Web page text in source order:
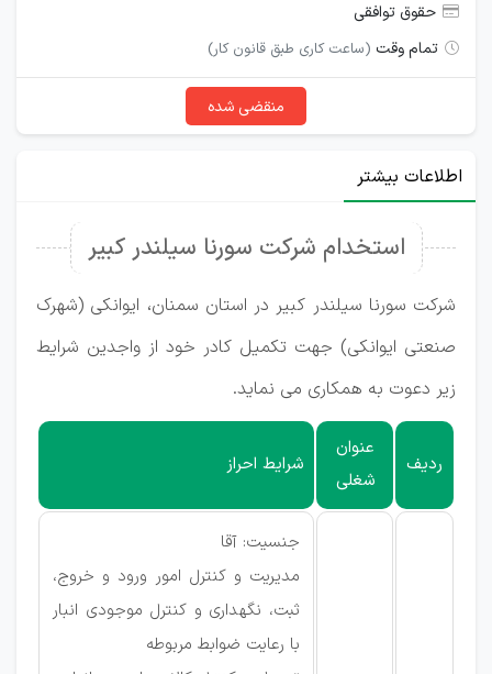
حقوق توافقی
تمام وقت (ساعت کاری طبق قانون کار)
منقضی شده
اطلاعات بیشتر
استخدام شرکت سورنا سیلندر کبیر
شرکت سورنا سیلندر کبیر در استان سمنان، ایوانکی (شهرک
صنعتی ایوانکی) جهت تکمیل کادر خود از واجدین شرایط
زیر دعوت به همکاری می نماید.
ردیف
عنوان
شغلی
شرایط احراز
جنسیت: آقا
مدیریت و کنترل امور ورود و خروج،
ثبت، نگهداری و کنترل موجودی انبار
با رعایت ضوابط مربوطه